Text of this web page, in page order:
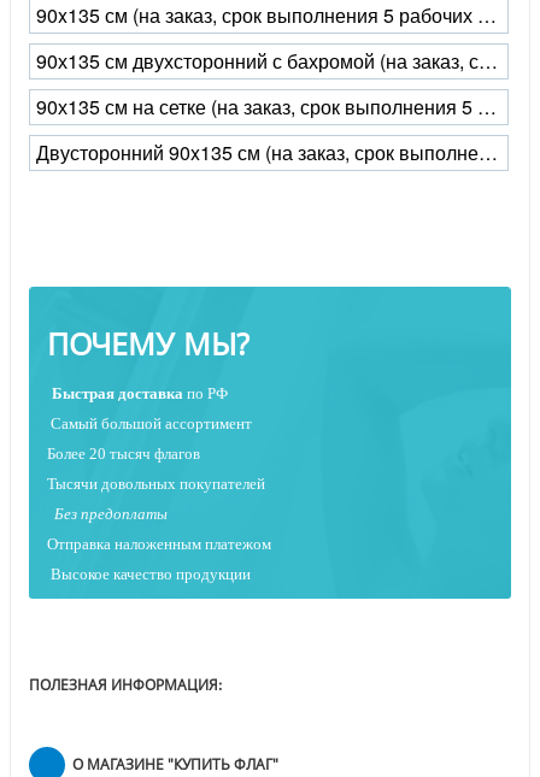
90x135 см (на заказ, срок выполнения 5 рабочих дней)
90х135 см двухсторонний с бахромой (на заказ, срок выполнения 5 рабочих дней)
90х135 см на сетке (на заказ, срок выполнения 5 рабочих дней)
Двусторонний 90x135 см (на заказ, срок выполнения 5 рабочих дней)
ПОЧЕМУ МЫ?
Быстрая доставка по РФ
Самый большой ассортимент
Более 20 тысяч флагов
Тысячи довольных покупателей
Без предоплаты
Отправка наложенным платежом
Высокое качество продукции
ПОЛЕЗНАЯ ИНФОРМАЦИЯ:
О МАГАЗИНЕ "КУПИТЬ ФЛАГ"